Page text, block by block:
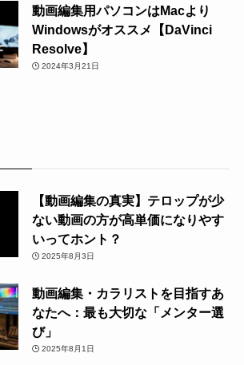
動画編集用パソコンはMacより
Windowsがオススメ【DaVinci
Resolve】
2024年3月21日
【動画編集の真実】テロップが少
ない動画の方が高単価になりやす
いってホント？
2025年8月3日
動画編集・カラリストを目指すあ
なたへ：最も大切な「メンター選
び」
2025年8月1日